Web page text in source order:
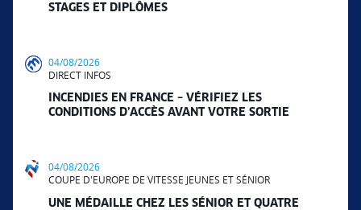
STAGES ET DIPLÔMES
04/08/2026
DIRECT INFOS
INCENDIES EN FRANCE – VÉRIFIEZ LES
CONDITIONS D’ACCÈS AVANT VOTRE SORTIE
04/08/2026
COUPE D'EUROPE DE VITESSE JEUNES ET SÉNIOR
UNE MÉDAILLE CHEZ LES SÉNIOR ET QUATRE